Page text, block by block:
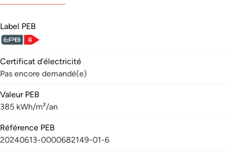
Label PEB
Certificat d'électricité
Pas encore demandé(e)
Valeur PEB
385 kWh/m²/an
Référence PEB
20240613-0000682149-01-6